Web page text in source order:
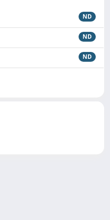
ND
ND
ND